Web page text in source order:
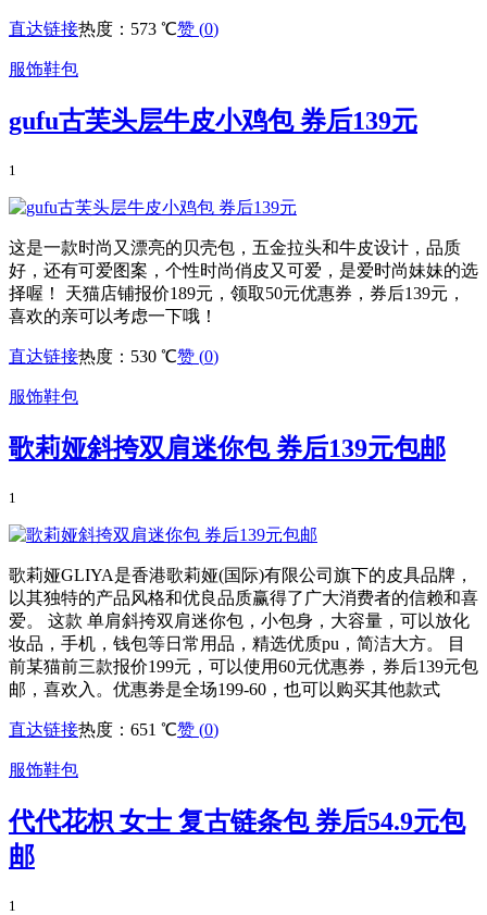
直达链接热度：573 ℃赞 (0)
服饰鞋包
gufu古芙头层牛皮小鸡包 券后139元
1
这是一款时尚又漂亮的贝壳包，五金拉头和牛皮设计，品质
好，还有可爱图案，个性时尚俏皮又可爱，是爱时尚妹妹的选
择喔！ 天猫店铺报价189元，领取50元优惠券，券后139元，
喜欢的亲可以考虑一下哦！
直达链接热度：530 ℃赞 (0)
服饰鞋包
歌莉娅斜挎双肩迷你包 券后139元包邮
1
歌莉娅GLIYA是香港歌莉娅(国际)有限公司旗下的皮具品牌，
以其独特的产品风格和优良品质赢得了广大消费者的信赖和喜
爱。 这款 单肩斜挎双肩迷你包，小包身，大容量，可以放化
妆品，手机，钱包等日常用品，精选优质pu，简洁大方。 目
前某猫前三款报价199元，可以使用60元优惠券，券后139元包
邮，喜欢入。优惠劵是全场199-60，也可以购买其他款式
直达链接热度：651 ℃赞 (0)
服饰鞋包
代代花枳 女士 复古链条包 券后54.9元包
邮
1